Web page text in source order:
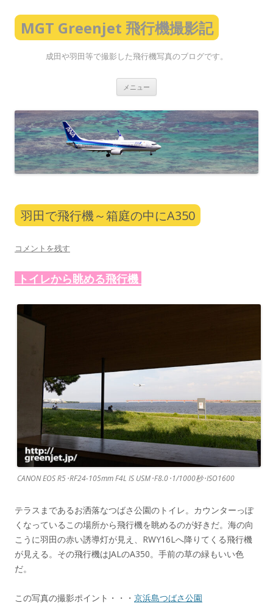
MGT Greenjet 飛行機撮影記
成田や羽田等で撮影した飛行機写真のブログです。
メニュー
ン
ツ
へ
ス
キ
ッ
プ
羽田で飛行機～箱庭の中にA350
コメントを残す
トイレから眺める飛行機
CANON EOS R5･RF24-105mm F4L IS USM･F8.0･1/1000秒･ISO1600
テラスまであるお洒落なつばさ公園のトイレ。カウンターっぽ
くなっているこの場所から飛行機を眺めるのが好きだ。海の向
こうに羽田の赤い誘導灯が見え、RWY16Lへ降りてくる飛行機
が見える。その飛行機はJALのA350。手前の草の緑もいい色
だ。
この写真の撮影ポイント・・・ 京浜島つばさ公園